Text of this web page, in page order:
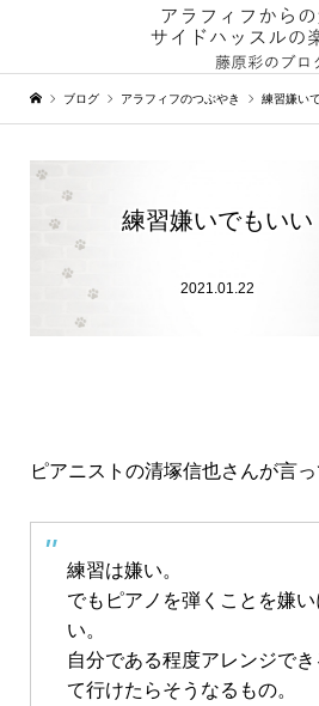
ブログ アラフィフのつぶやき 練習嫌い
練習嫌いでもいい
2021.01.22
ピアニストの清塚信也さんが言っ
練習は嫌い。
でもピアノを弾くことを嫌
い。
自分である程度アレンジで
て行けたらそうなるもの。